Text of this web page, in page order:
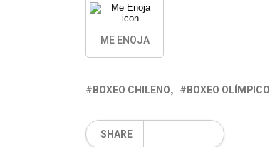
ME ENOJA
BOXEO CHILENO BOXEO OLÍMPICO
SHARE